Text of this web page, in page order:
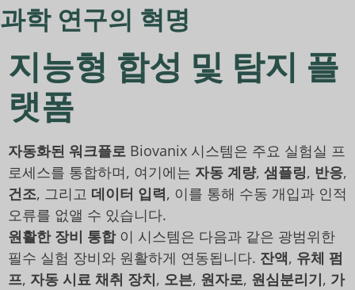
과학 연구의 혁명
지능형 합성 및 탐지 플
랫폼
자동화된 워크플로 Biovanix 시스템은 주요 실험실 프
로세스를 통합하며, 여기에는 자동 계량, 샘플링, 반응,
건조, 그리고 데이터 입력, 이를 통해 수동 개입과 인적
오류를 없앨 수 있습니다.
원활한 장비 통합이 시스템은 다음과 같은 광범위한
필수 실험 장비와 원활하게 연동됩니다. 잔액, 유체 펌
프, 자동 시료 채취 장치, 오븐, 원자로, 원심분리기, 가